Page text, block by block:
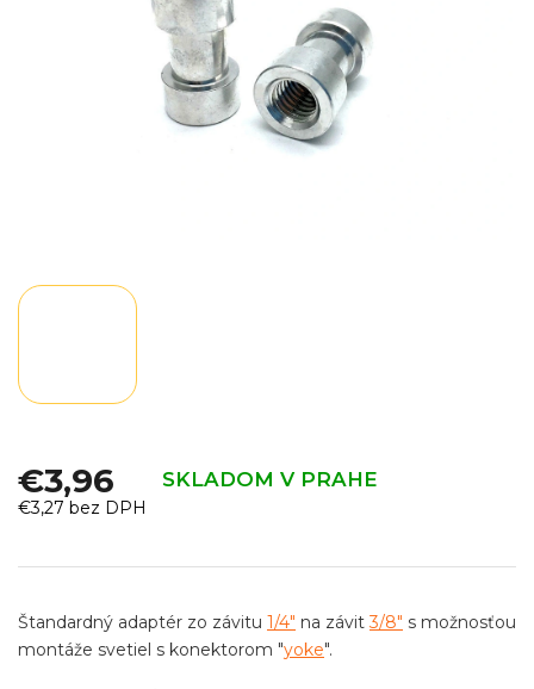
€3,96 SKLADOM V PRAHE
€3,27 bez DPH
cena:
Štandardný adaptér zo závitu 1/4" na závit3/8" s možnosťou
montáže svetiel s konektorom "yoke".